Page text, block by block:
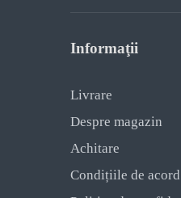
Informaţii
Livrare
Despre magazin
Achitare
Condițiile de acord